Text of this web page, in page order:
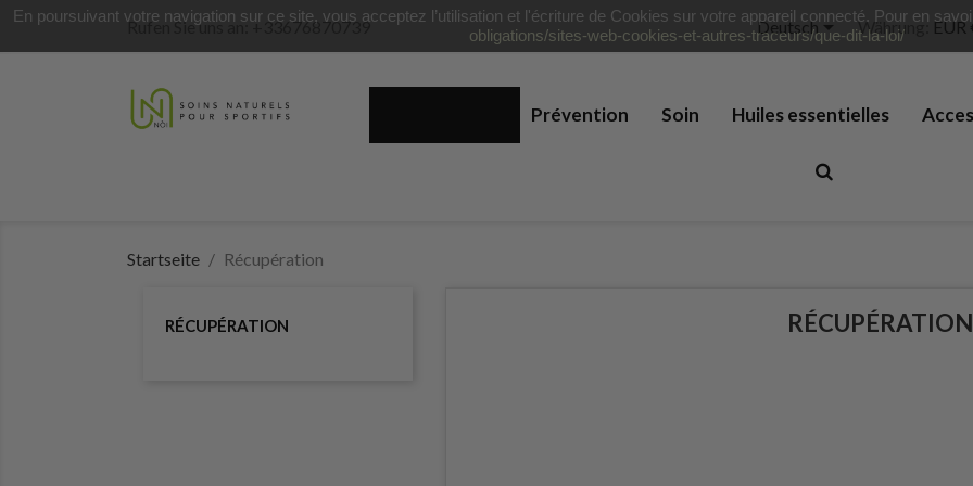
Rufen Sie uns an:+33676870739 Deutsch Währung: EUR
Prévention Soin Huiles essentielles
Startseite Récupération
RÉCUPÉRATION RÉCUPÉRATION
En poursuivant votre navigation sur ce site, vous acceptez l’utilisation et l'écriture de Cookies sur votre appareil connecté. Pour en
obligations/sites-web-cookies-et-autres-traceurs/que-dit-la-loi/